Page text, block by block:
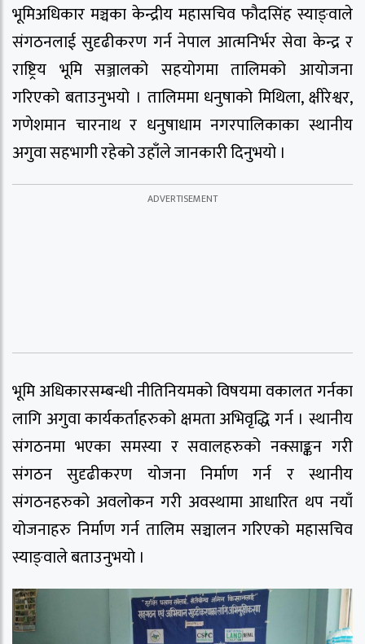
भूमिअधिकार मञ्चका केन्द्रीय महासचिव फौदसिंह स्याङ्वाले
संगठनलाई सुदृढीकरण गर्न नेपाल आत्मनिर्भर सेवा केन्द्र र
राष्ट्रिय भूमि सञ्जालको सहयोगमा तालिमको आयोजना
गरिएको बताउनुभयो । तालिममा धनुषाको मिथिला, क्षीरेश्वर,
गणेशमान चारनाथ र धनुषाधाम नगरपालिकाका स्थानीय
अगुवा सहभागी रहेको उहाँले जानकारी दिनुभयो ।
भूमि अधिकारसम्बन्धी नीतिनियमको विषयमा वकालत गर्नका
लागि अगुवा कार्यकर्ताहरुको क्षमता अभिवृद्धि गर्न । स्थानीय
संगठनमा भएका समस्या र सवालहरुको नक्साङ्कन गरी
संगठन सुदृढीकरण योजना निर्माण गर्न र स्थानीय
संगठनहरुको अवलोकन गरी अवस्थामा आधारित थप नयाँ
योजनाहरु निर्माण गर्न तालिम सञ्चालन गरिएको महासचिव
स्याङ्वाले बताउनुभयो ।